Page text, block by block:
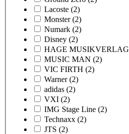
Lacoste (2)
Monster (2)
Numark (2)
Disney (2)
HAGE MUSIKVERLAG
MUSIC MAN (2)
VIC FIRTH (2)
Warner (2)
adidas (2)
VXI (2)
IMG Stage Line (2)
Technaxx (2)
JTS (2)